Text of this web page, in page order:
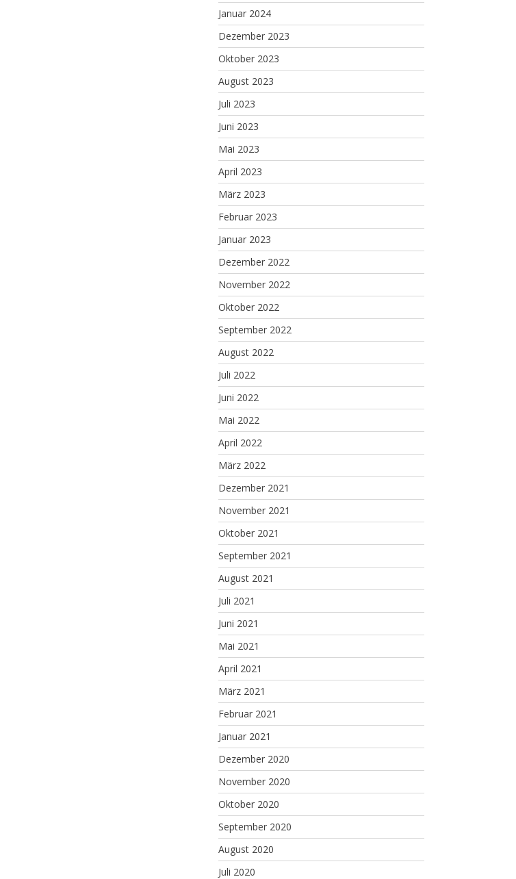
Januar 2024
Dezember 2023
Oktober 2023
August 2023
Juli 2023
Juni 2023
Mai 2023
April 2023
März 2023
Februar 2023
Januar 2023
Dezember 2022
November 2022
Oktober 2022
September 2022
August 2022
Juli 2022
Juni 2022
Mai 2022
April 2022
März 2022
Dezember 2021
November 2021
Oktober 2021
September 2021
August 2021
Juli 2021
Juni 2021
Mai 2021
April 2021
März 2021
Februar 2021
Januar 2021
Dezember 2020
November 2020
Oktober 2020
September 2020
August 2020
Juli 2020